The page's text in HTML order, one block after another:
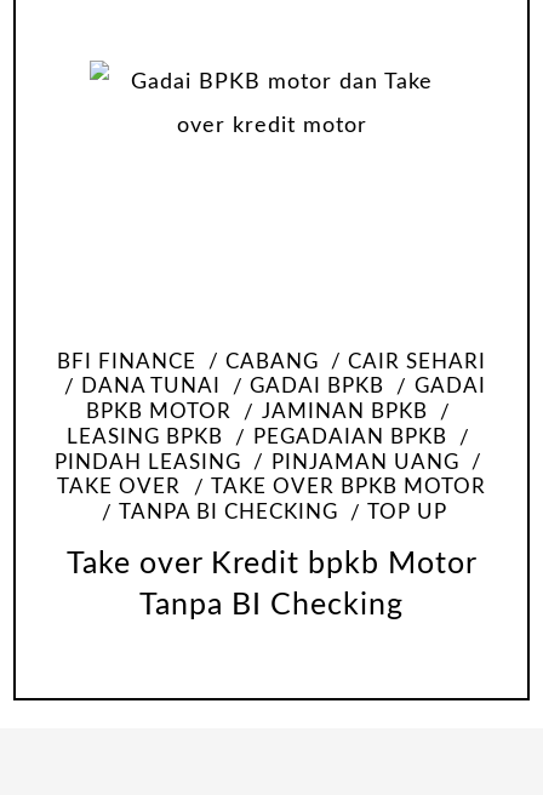
BFI FINANCE CABANG
CAIR SEHARI
DANA TUNAI
GADAI BPKB
GADAI
BPKB MOTOR
JAMINAN BPKB
LEASING BPKB
PEGADAIAN BPKB
PINDAH LEASING
PINJAMAN UANG
TAKE OVER
TAKE OVER BPKB MOTOR
TANPA BI CHECKING
TOP UP
Take over Kredit bpkb Motor
Tanpa BI Checking